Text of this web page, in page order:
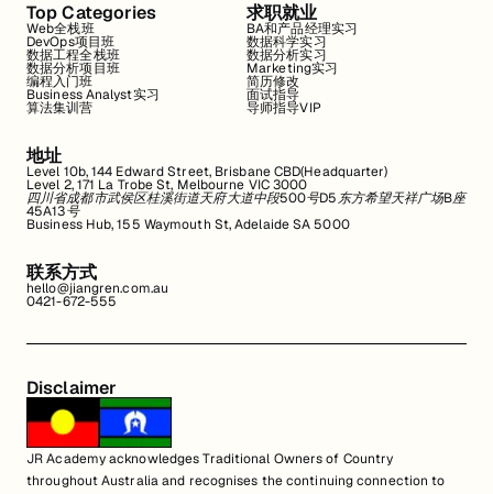
Top Categories
Web全栈班
DevOps项目班
数据工程全栈班
数据分析项目班
编程入门班
Business Analyst实习
算法集训营
求职就业
BA和产品经理实习
数据科学实习
数据分析实习
Marketing实习
简历修改
面试指导
导师指导VIP
地址
Level 10b, 144 Edward Street, Brisbane CBD(Headquarter)
Level 2, 171 La Trobe St, Melbourne VIC 3000
四川省成都市武侯区桂溪街道天府大道中段500号D5东方希望天祥广场B座
45A13号
Business Hub, 155 Waymouth St, Adelaide SA 5000
联系方式
hello@jiangren.com.au
0421-672-555
Disclaimer
JR Academy acknowledges Traditional Owners of Country
throughout Australia and recognises the continuing connection to